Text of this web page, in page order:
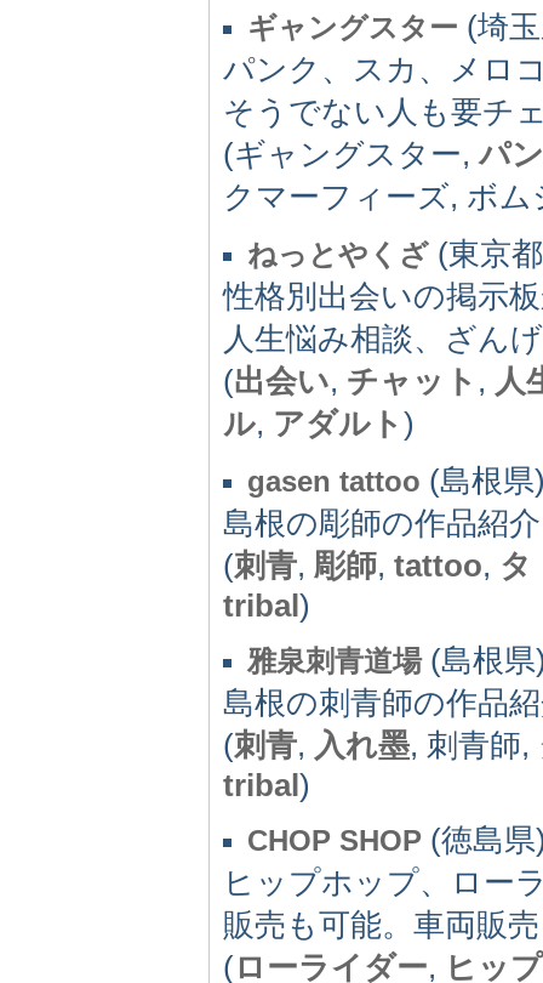
ギャングスター (埼
パンク、スカ、メロ
そうでない人も要チ
(ギャングスター,パ
クマーフィーズ, ボ
ねっとやくざ (東京
性格別出会いの掲示
人生悩み相談、ざん
(出会い, チャット , 人
ル, アダルト )
gasen tattoo (島根
島根の彫師の作品紹
(刺青, 彫師, tattoo, タ
tribal)
雅泉刺青道場(島根県
島根の刺青師の作品
(刺青, 入れ墨, 刺青師,
tribal)
CHOP SHOP (徳島
ヒップホップ、ロー
販売も可能。車両販
(ローライダー, ヒッ